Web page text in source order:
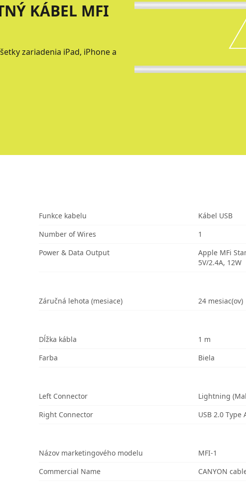
KÁBEL MFI
zariadenia iPad, iPhone a
Funkce kabelu
Kábel USB
Number of Wires
1
Power & Data Output
Apple MFi
5V/2.4A, 12W
Záručná lehota (mesiace) 24 mesiac(ov)
Dĺžka kábla
1 m
Farba
Biela
Left Connector
Lightning
Right Connector
USB 2.0 Type
Názov marketingového modelu
MFI-1
Commercial Name
CANYON